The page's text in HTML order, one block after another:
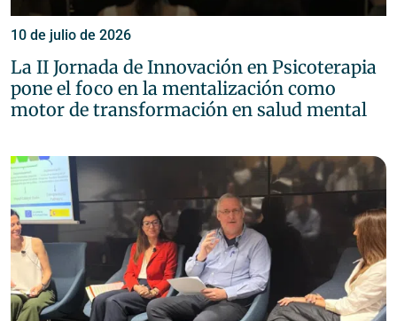
10 de julio de 2026
La II Jornada de Innovación en Psicoterapia
pone el foco en la mentalización como
motor de transformación en salud mental